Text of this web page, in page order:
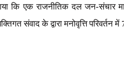
कि एक राजनीतिक दल जन-संचार
संवाद के द्वारा मनोवृत्ति परिवर्तन